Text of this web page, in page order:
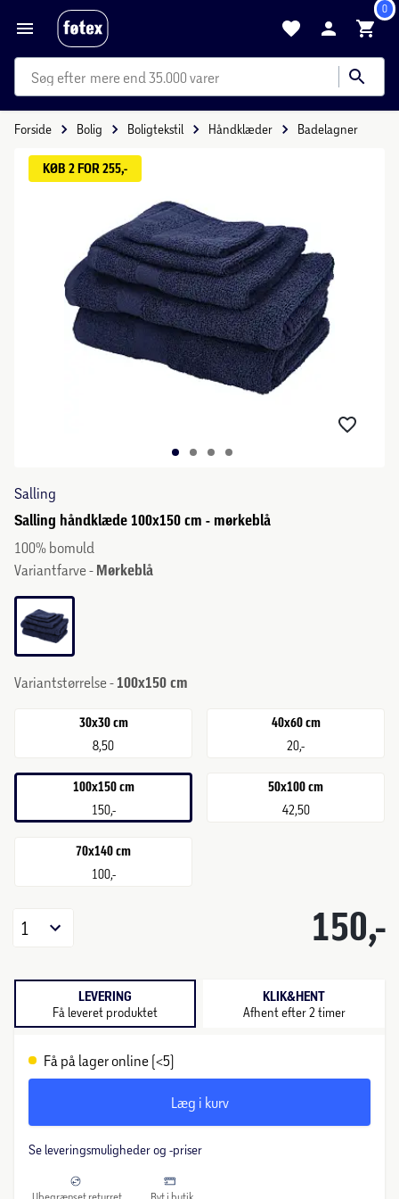
0
mere end 35.000 varer
Forside Bolig Boligtekstil Håndklæder Badelagner
KØB 2 FOR 255,-
Salling
Salling håndklæde 100x150 cm - mørkeblå
100% bomuld
Variantfarve - Mørkeblå
Variantstørrelse - 100x150 cm
30x30 cm
8,50
40x60 cm
20,-
100x150 cm
150,-
50x100 cm
42,50
70x140 cm
100,-
150,-
1
LEVERING
Få leveret produktet
KLIK&HENT
Afhent efter 2 timer
Få på lager online (<5)
Læg i kurv
Se leveringsmuligheder og -priser